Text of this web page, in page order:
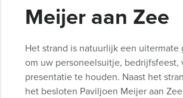
Meijer aan Zee
Het strand is natuurlijk een
om uw personeelsuitje, bedrijfsfeest,
presentatie te houden. Naast het
het besloten Paviljoen Meijer aan